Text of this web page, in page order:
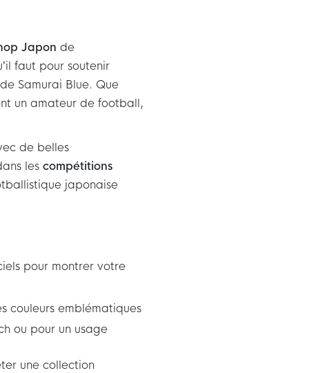
Japon de
faut pour soutenir
Samurai Blue. Que
un amateur de football,
de belles
les compétitions
japonaise
pour montrer votre
couleurs emblématiques
ou pour un usage
une collection